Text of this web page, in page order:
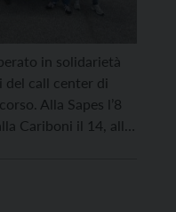
in solidarietà
call center di
Alla Sapes l’8
Cariboni il 14, alla